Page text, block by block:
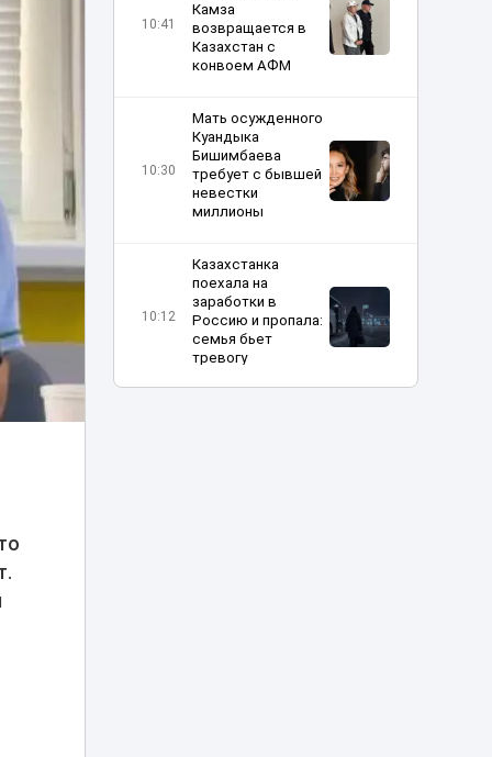
10:41
Камза
возвращается в
Казахстан с
конвоем АФМ
10:30
Мать осужденного
Куандыка
Бишимбаева
требует с бывшей
невестки
миллионы
10:12
Казахстанка
поехала на
заработки в
Россию и пропала:
семья бьет
тревогу